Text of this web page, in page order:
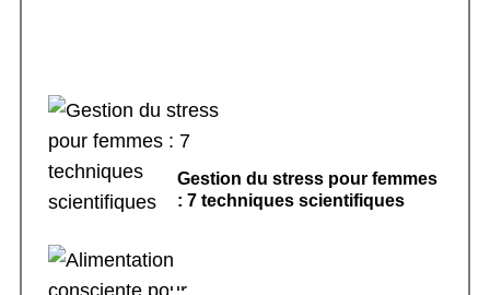
Gestion du stress pour femmes
: 7 techniques scientifiques